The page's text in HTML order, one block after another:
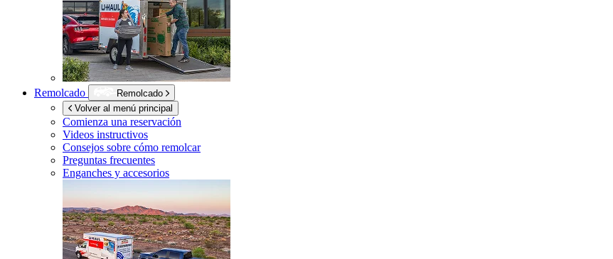
Remolcado
Remolcado
Volver al menú principal
Comienza una reservación
Videos instructivos
Consejos sobre cómo remolcar
Preguntas frecuentes
Enganches y accesorios